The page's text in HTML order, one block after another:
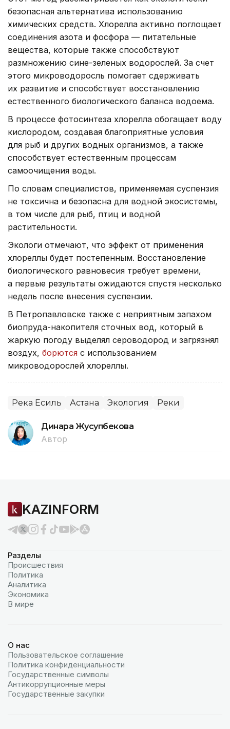
безопасная альтернатива использованию
химических средств. Хлорелла активно поглощает
соединения азота и фосфора — питательные
вещества, которые также способствуют
размножению сине-зеленых водорослей. За счет
этого микроводоросль помогает сдерживать
их развитие и способствует восстановлению
естественного биологического баланса водоема.
В процессе фотосинтеза хлорелла обогащает воду
кислородом, создавая благоприятные условия
для рыб и других водных организмов, а также
способствует естественным процессам
самоочищения воды.
По словам специалистов, применяемая суспензия
не токсична и безопасна для водной экосистемы,
в том числе для рыб, птиц и водной
растительности.
Экологи отмечают, что эффект от применения
хлореллы будет постепенным. Восстановление
биологического равновесия требует времени,
а первые результаты ожидаются спустя несколько
недель после внесения суспензии.
В Петропавловске также с неприятным запахом
биопруда-накопителя сточных вод, который в
жаркую погоду выделял сероводород и загрязнял
воздух, борются с использованием
микроводорослей хлореллы.
Река Есиль Астана Экология Реки
Динара Жусупбекова
Автор
KAZINFORM
Разделы
Происшествия
Политика
Аналитика
Экономика
В мире
О нас
Пользовательское соглашение
Политика конфиденциальности
Государственные символы
Антикоррупционные меры
Государственные закупки